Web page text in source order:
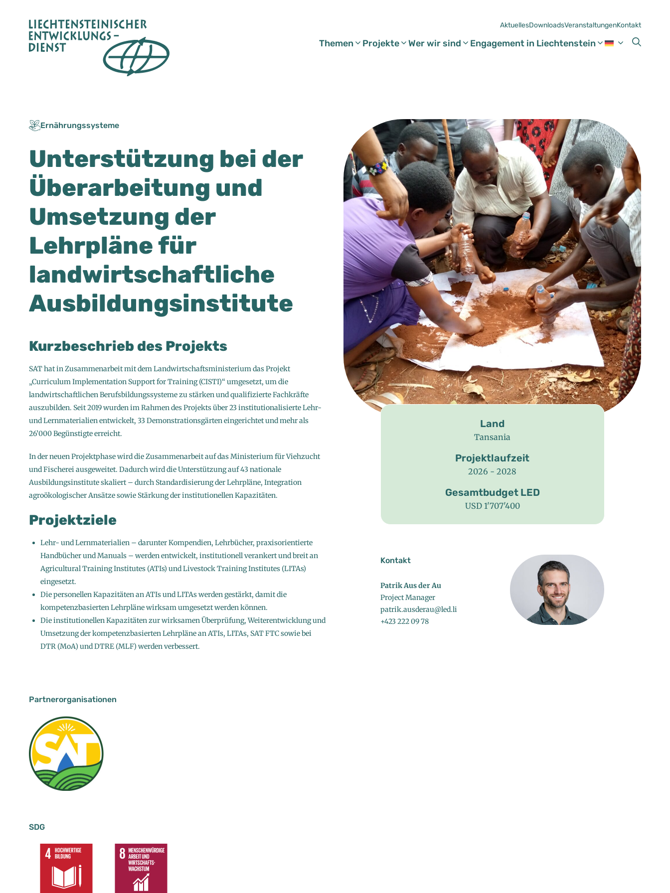
springen
AktuellesDownloadsVeranstaltungenKontakt
Themen Projekte Wer wir sind Engagement in Liechtenstein
Ernährungssysteme
Unterstützung bei der
Überarbeitung und
Umsetzung der
Lehrpläne für
landwirtschaftliche
Ausbildungsinstitute
Kurzbeschrieb des Projekts
SAT hat in Zusammenarbeit mit dem Landwirtschaftsministerium das Projekt
„Curriculum Implementation Support for Training (CISTI)“ umgesetzt, um die
landwirtschaftlichen Berufsbildungssysteme zu stärken und qualifizierte Fachkräfte
auszubilden. Seit 2019 wurden im Rahmen des Projekts über 23 institutionalisierte Lehr-
und Lernmaterialien entwickelt, 33 Demonstrationsgärten eingerichtet und mehr als
26’000 Begünstigte erreicht.
In der neuen Projektphase wird die Zusammenarbeit auf das Ministerium für Viehzucht
und Fischerei ausgeweitet. Dadurch wird die Unterstützung auf 43 nationale
Ausbildungsinstitute skaliert – durch Standardisierung der Lehrpläne, Integration
agroökologischer Ansätze sowie Stärkung der institutionellen Kapazitäten.
Projektziele
Lehr- und Lernmaterialien – darunter Kompendien, Lehrbücher, praxisorientierte
Handbücher und Manuals – werden entwickelt, institutionell verankert und breit an
Agricultural Training Institutes (ATIs) und Livestock Training Institutes (LITAs)
eingesetzt.
Die personellen Kapazitäten an ATIs und LITAs werden gestärkt, damit die
kompetenzbasierten Lehrpläne wirksam umgesetzt werden können.
Die institutionellen Kapazitäten zur wirksamen Überprüfung, Weiterentwicklung und
Umsetzung der kompetenzbasierten Lehrpläne an ATIs, LITAs, SAT FTC sowie bei
DTR (MoA) und DTRE (MLF) werden verbessert.
Land
Tansania
Projektlaufzeit
2026 - 2028
Gesamtbudget LED
USD 1'707'400
Kontakt
Patrik Aus der Au
Project Manager
patrik.ausderau@led.li
+423 222 09 78
Partnerorganisationen
SDG